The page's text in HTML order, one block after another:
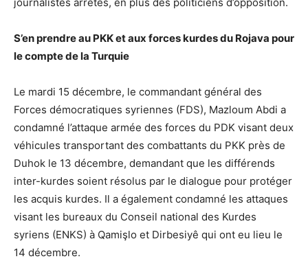
S’en prendre au PKK et aux forces kurdes du Rojava pour
le compte de la Turquie
Le mardi 15 décembre, le commandant général des
Forces démocratiques syriennes (FDS), Mazloum Abdi a
condamné l’attaque armée des forces du PDK visant deux
véhicules transportant des combattants du PKK près de
Duhok le 13 décembre, demandant que les différends
inter-kurdes soient résolus par le dialogue pour protéger
les acquis kurdes. Il a également condamné les attaques
visant les bureaux du Conseil national des Kurdes
syriens (ENKS) à Qamişlo et Dirbesiyê qui ont eu lieu le
14 décembre.